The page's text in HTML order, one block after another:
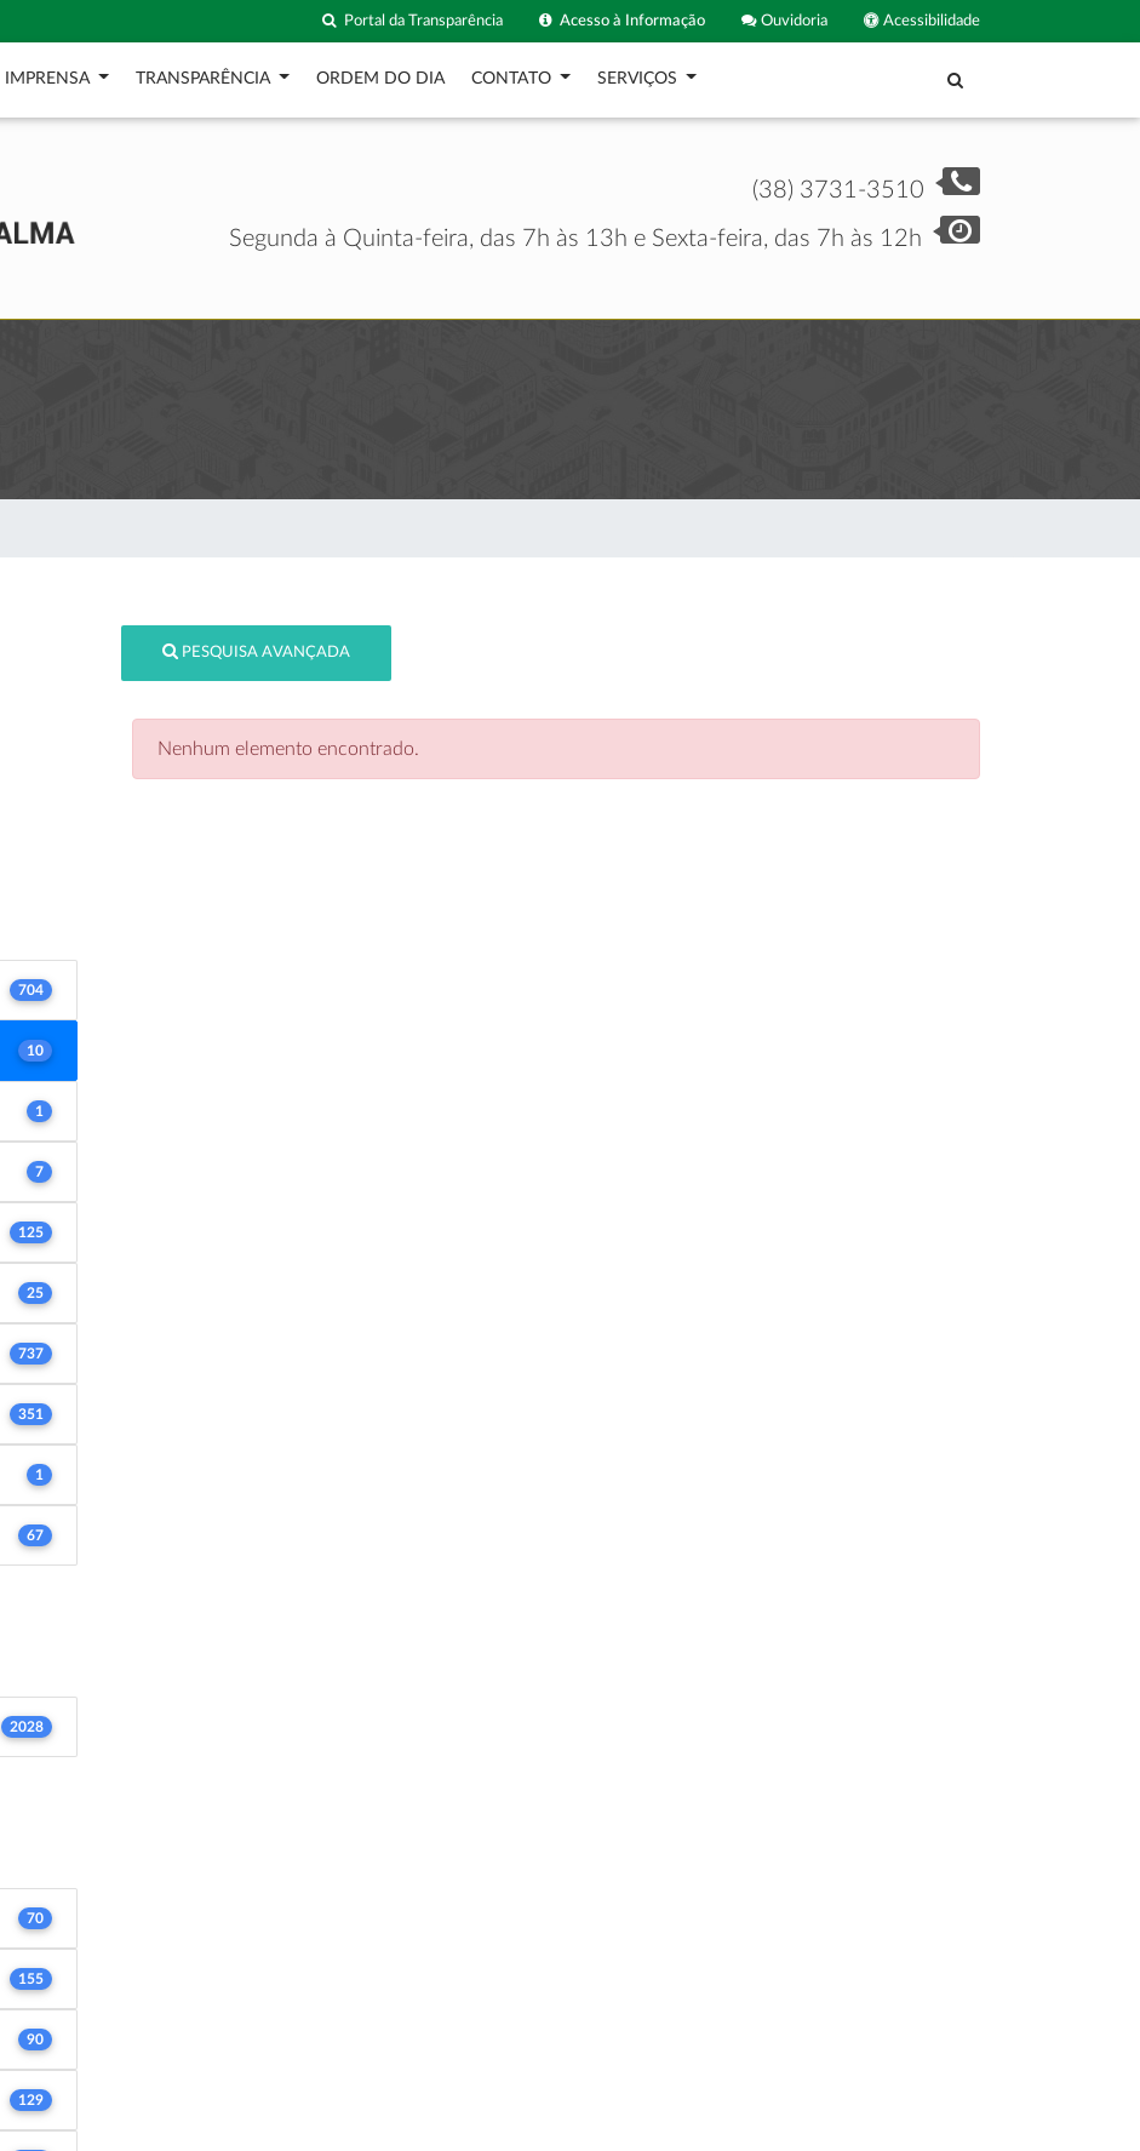
Acessibilidade
Ouvidoria
Acesso à Informação
Portal da Transparência
IMPRENSA TRANSPARÊNCIA ORDEM DO DIA CONTATO SERVIÇOS
(38) 3731-3510
Segunda à Quinta-feira, das 7h às 13h e Sexta-feira, das 7h às 12h
704
10
1
7
125
25
737
351
1
67
2028
70
155
90
129
PESQUISA AVANÇADA
Nenhum elemento encontrado.